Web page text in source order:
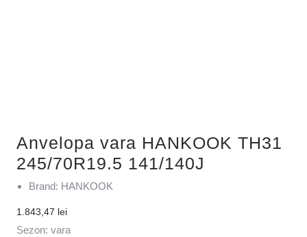
Anvelopa vara HANKOOK TH31
245/70R19.5 141/140J
Brand: HANKOOK
1.843,47 lei
Sezon: vara